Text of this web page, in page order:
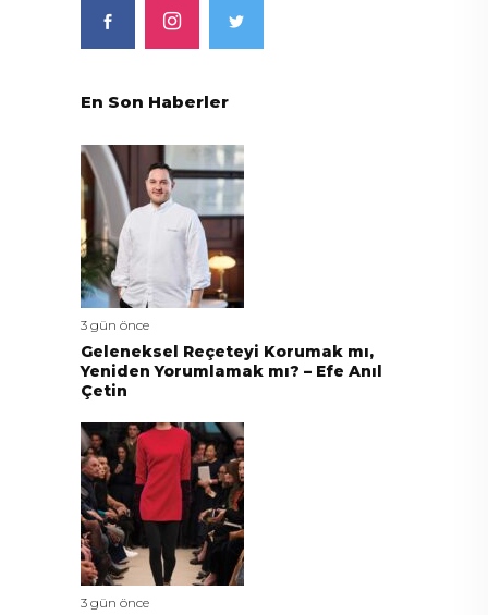
En Son Haberler
3 gün önce
Geleneksel Reçeteyi Korumak mı,
Yeniden Yorumlamak mı? – Efe Anıl
Çetin
3 gün önce